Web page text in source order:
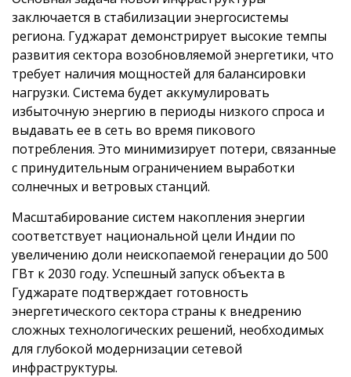
заключается в стабилизации энергосистемы
региона. Гуджарат демонстрирует высокие темпы
развития сектора возобновляемой энергетики, что
требует наличия мощностей для балансировки
нагрузки. Система будет аккумулировать
избыточную энергию в периоды низкого спроса и
выдавать ее в сеть во время пикового
потребления. Это минимизирует потери, связанные
с принудительным ограничением выработки
солнечных и ветровых станций.
Масштабирование систем накопления энергии
соответствует национальной цели Индии по
увеличению доли неископаемой генерации до 500
ГВт к 2030 году. Успешный запуск объекта в
Гуджарате подтверждает готовность
энергетического сектора страны к внедрению
сложных технологических решений, необходимых
для глубокой модернизации сетевой
инфраструктуры.